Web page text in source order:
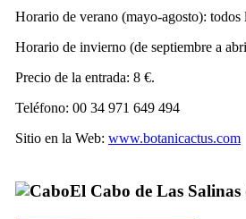
Horario de verano (mayo-agosto): todos
Horario de invierno (de septiembre a
Precio de la entrada: 8 €.
Teléfono: 00 34 971 649 494
Sitio en la Web: www.botanicactus.com
El Cabo de Las Salinas